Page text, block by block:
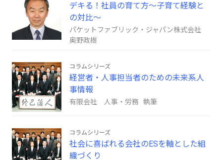
デキる！社員の育て方～子育て経験と
の対比～
パケットファブリック・ジャパン株式会社
奥野政樹
コラムシリーズ
経営者・人事担当者のための未来系人
事情報
有限会社 人事・労務 執筆
コラムシリーズ
社会に喜ばれる会社のESを軸とした組
織づくり